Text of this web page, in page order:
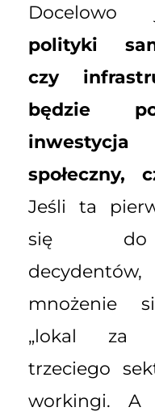
polityki
czy
będzie
społeczny,
Jeśli ta
się do
mnożenie
„lokal za
trzeciego
workingi. A